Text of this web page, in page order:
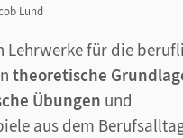
Lund
Lehrwerke für die
theoretische
Übungen und
aus dem